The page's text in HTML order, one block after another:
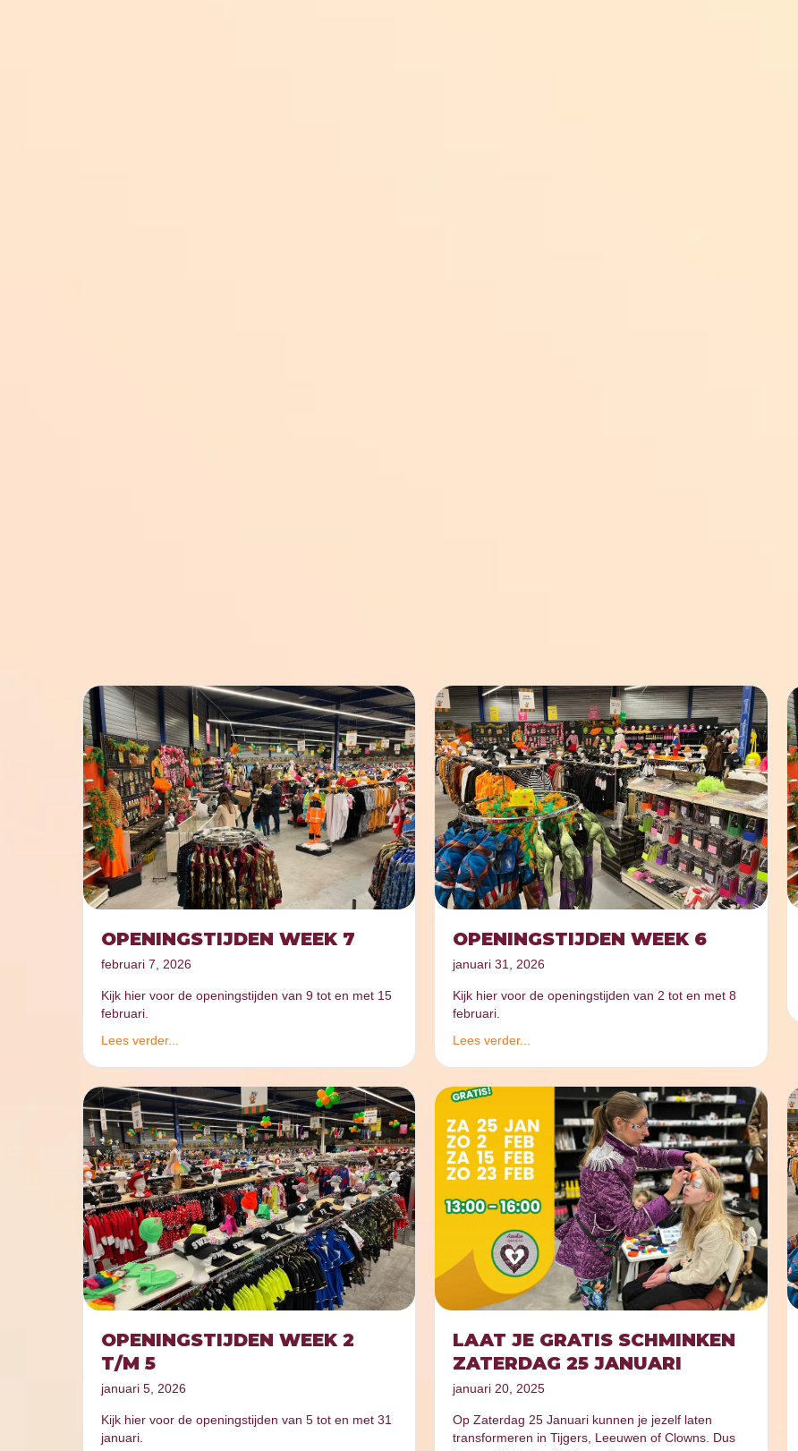
OPENINGSTIJDEN WEEK 7
februari 7, 2026
Kijk hier voor de openingstijden van 9 tot en met 15
februari.
Lees verder...
OPENINGSTIJDEN WEEK 6
januari 31, 2026
Kijk hier voor de openingstijden van 2 tot en met 8
februari.
Lees verder...
OPENINGSTIJDEN WEEK 2
T/M 5
januari 5, 2026
Kijk hier voor de openingstijden van 5 tot en met 31
januari.
LAAT JE GRATIS SCHMINKEN
ZATERDAG 25 JANUARI
januari 20, 2025
Op Zaterdag 25 Januari kunnen je jezelf laten
transformeren in Tijgers, Leeuwen of Clowns. Dus